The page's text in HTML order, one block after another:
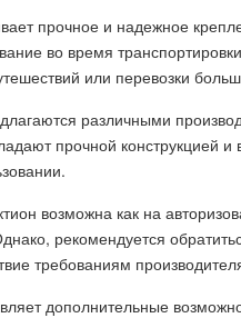
прочное и надежное
во время
или перевозки
различными
прочной конструкцией
возможна как на
рекомендуется
требованиям
дополнительные